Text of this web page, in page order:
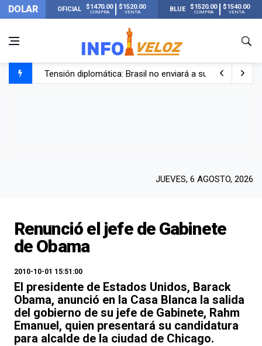
DOLAR OFICIAL $1470.00
COMPRA
$1520.00
VENTA BLUE $1520.00
COMPRA
$1540.00
VENTA
Tensión diplomática: Brasil no enviará a su embajador
JUEVES, 6 AGOSTO, 2026
Renunció el jefe de Gabinete
de Obama
2010-10-01 15:51:00
El presidente de Estados Unidos, Barack
Obama, anunció en la Casa Blanca la salida
del gobierno de su jefe de Gabinete, Rahm
Emanuel, quien presentará su candidatura
para alcalde de la ciudad de Chicago.